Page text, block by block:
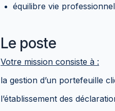
équilibre vie
Le poste
Votre mission consiste à :
la gestion d’un portefeuille
l’établissement des